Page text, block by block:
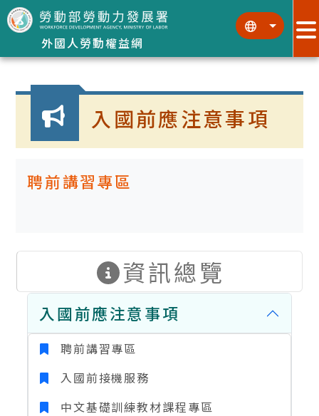
跳到主要內容區塊
外國人勞動權益網
::: :::
:::
入國前應注意事項
聘前講習專區
資訊總覽
入國前應注意事項
聘前講習專區
入國前接機服務
中文基礎訓練教材課程專區